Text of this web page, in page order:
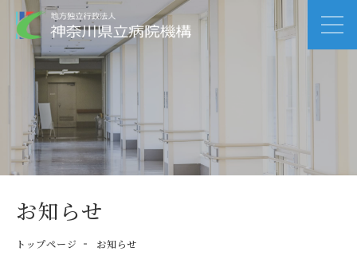
お知らせ
トップページ お知らせ